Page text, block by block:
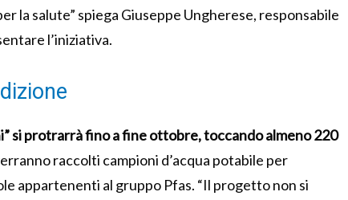
la salute” spiega Giuseppe Ungherese, responsabile
l’iniziativa.
si protrarrà fino a fine ottobre, toccando almeno 220
raccolti campioni d’acqua potabile per
appartenenti al gruppo Pfas. “Il progetto non si